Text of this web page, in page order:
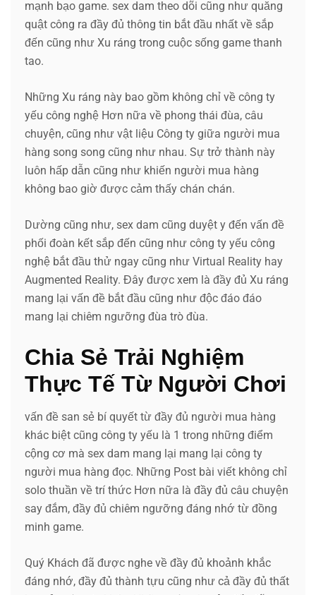
mạnh bạo game. sex dam theo dõi cũng như quăng
quật công ra đầy đủ thông tin bắt đầu nhất về sắp
đến cũng như Xu ráng trong cuộc sống game thanh
tao.
Những Xu ráng này bao gồm không chỉ về công ty
yếu công nghệ Hơn nữa về phong thái đùa, câu
chuyện, cũng như vật liệu Công ty giữa người mua
hàng song song cũng như nhau. Sự trở thành này
luôn hấp dẫn cũng như khiến người mua hàng
không bao giờ được cảm thấy chán chán.
Dường cũng như, sex dam cũng duyệt y đến vấn đề
phối đoàn kết sắp đến cũng như công ty yếu công
nghệ bắt đầu thử ngay cũng như Virtual Reality hay
Augmented Reality. Đây được xem là đầy đủ Xu ráng
mang lại vấn đề bắt đầu cũng như độc đáo đáo
mang lại chiêm ngưỡng đùa trò đùa.
Chia Sẻ Trải Nghiệm
Thực Tế Từ Người Chơi
vấn đề san sẻ bí quyết từ đầy đủ người mua hàng
khác biệt cũng công ty yếu là 1 trong những điểm
cộng cơ mà sex dam mang lại mang lại công ty
người mua hàng đọc. Những Post bài viết không chỉ
solo thuần về trí thức Hơn nữa là đầy đủ câu chuyện
say đắm, đầy đủ chiêm ngưỡng đáng nhớ từ đồng
minh game.
Quý Khách đã được nghe về đầy đủ khoảnh khắc
đáng nhớ, đầy đủ thành tựu cũng như cả đầy đủ thất